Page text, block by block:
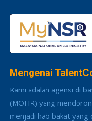
Mengenai
Kami adalah agensi di
(MOHR) yang
menjadi hab bakat yang